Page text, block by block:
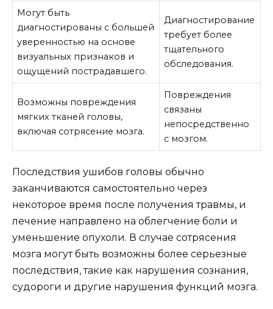
Могут быть
диагностированы с большей
уверенностью на основе
визуальных признаков и
ощущений пострадавшего.
Диагностирование
требует более
тщательного
обследования.
Возможны повреждения
мягких тканей головы,
включая сотрясение мозга.
Повреждения
связаны
непосредственно
с мозгом.
Последствия ушибов головы обычно
заканчиваются самостоятельно через
некоторое время после получения травмы, и
лечение направлено на облегчение боли и
уменьшение опухоли. В случае сотрясения
мозга могут быть возможны более серьезные
последствия, такие как нарушения сознания,
судороги и другие нарушения функций мозга.